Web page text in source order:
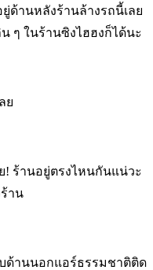
ด้านหลังร้านล้างรถนี้เลย
ๆ ในร้านซิงไฮฮงก็ได้นะ
ย
! ร้านอยู่ตรงไหนกันแน่วะ
าน
ด้านนอกแอร์ธรรมชาติติด